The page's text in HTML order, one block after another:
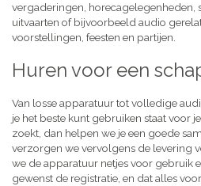
vergaderingen, horecagelegenheden,
uitvaarten of bijvoorbeeld audio
voorstellingen, feesten en partijen.
Huren voor een
Van losse apparatuur tot volledige
je het beste kunt gebruiken staat voor
zoekt, dan helpen we je een goede
verzorgen we vervolgens de levering
we de apparatuur netjes voor gebruik
gewenst de registratie, en dat alles